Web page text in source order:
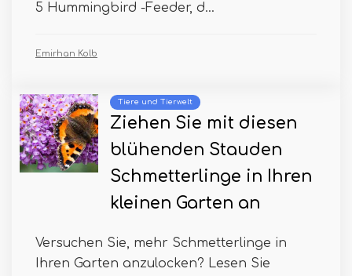
5 Hummingbird -Feeder, d...
Emirhan Kolb
Tiere und Tierwelt
Ziehen Sie mit diesen
blühenden Stauden
Schmetterlinge in Ihren
kleinen Garten an
Versuchen Sie, mehr Schmetterlinge in
Ihren Garten anzulocken? Lesen Sie